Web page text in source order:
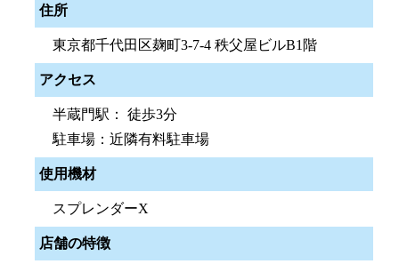
住所
東京都千代田区麹町3-7-4 秩父屋ビルB1階
アクセス
半蔵門駅： 徒歩3分
駐車場：近隣有料駐車場
使用機材
スプレンダーX
店舗の特徴